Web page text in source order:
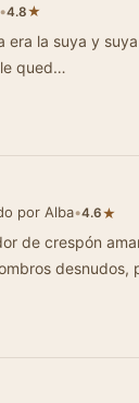
•4.8★
era la suya y
qued…
por Alba•4.6★
de crespón
desnudos,